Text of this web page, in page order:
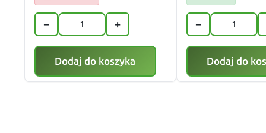
− +
Dodaj do koszyka
−
Dodaj do